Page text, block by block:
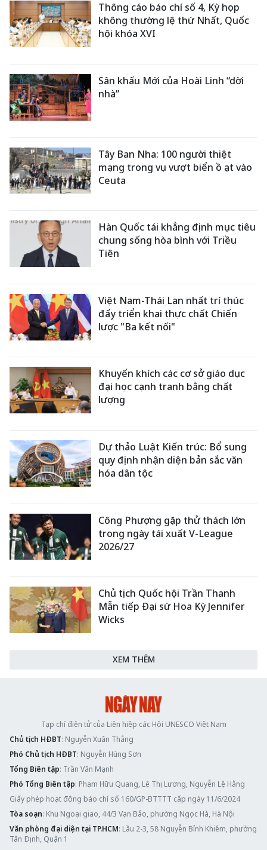
Thông cáo báo chí số 4, Kỳ họp
không thường lệ thứ Nhất, Quốc
hội khóa XVI
Sân khấu Mới của Hoài Linh “dời
nhà”
Tây Ban Nha: 100 người thiệt
mạng trong vụ vượt biển ồ ạt vào
Ceuta
Hàn Quốc tái khẳng định mục tiêu
chung sống hòa bình với Triều
Tiên
Việt Nam-Thái Lan nhất trí thúc
đẩy triển khai thực chất Chiến
lược "Ba kết nối"
Khuyến khích các cơ sở giáo dục
đại học cạnh tranh bằng chất
lượng
Dự thảo Luật Kiến trúc: Bổ sung
quy định nhận diện bản sắc văn
hóa dân tộc
Công Phượng gặp thử thách lớn
trong ngày tái xuất V-League
2026/27
Chủ tịch Quốc hội Trần Thanh
Mẫn tiếp Đại sứ Hoa Kỳ Jennifer
Wicks
XEM THÊM
Tạp chí điện tử của Liên hiệp các Hội UNESCO Việt Nam
Chủ tịch HĐBT: Nguyễn Xuân Thắng
Phó Chủ tịch HĐBT: Nguyễn Hùng Sơn
Tổng Biên tập: Trần Văn Mạnh
Phó Tổng Biên tập: Phạm Hữu Quang, Lê Thị Lương, Nguyễn Lệ Hằng
Giấy phép hoạt động báo chí số 160/GP-BTTTT cấp ngày 11/6/2024
Tòa soạn: Khu Ngoại giao, 44/3 Vạn Bảo, phường Ngọc Hà, Hà Nội
Văn phòng đại diện tại TP.HCM: Lầu 2-3, 58 Nguyễn Bỉnh Khiêm, phường
Tân Định, Quận 1